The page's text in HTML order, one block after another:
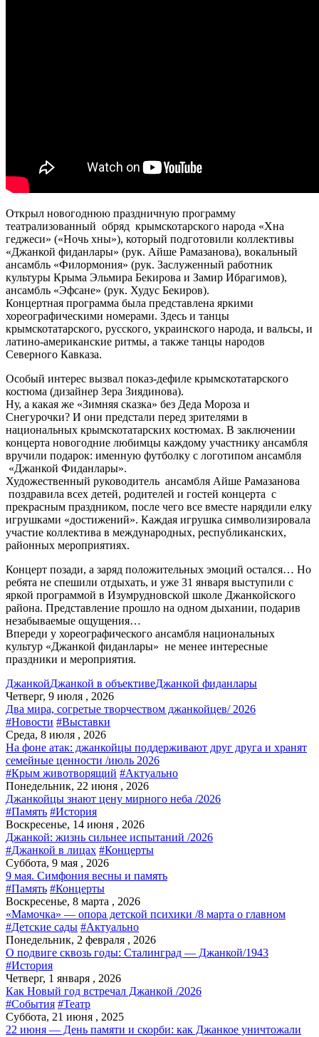
Открыл новогоднюю праздничную программу
театрализованный обряд крымскотарского народа «Хна
геджеси» («Ночь хны»), который подготовили коллективы
«Джанкой фиданлары» (рук. Айше Рамазанова), вокальный
ансамбль «Филормония» (рук. Заслуженный работник
культуры Крыма Эльмира Бекирова и Замир Ибрагимов),
ансамбль «Эфсане» (рук. Худус Бекиров).
Концертная программа была представлена яркими
хореографическими номерами. Здесь и танцы
крымскотатарского, русского, украинского народа, и вальсы, и
латино-американские ритмы, а также танцы народов
Северного Кавказа.
Особый интерес вызвал показ-дефиле крымскотатарского
костюма (дизайнер Зера Зиядинова).
Ну, а какая же «Зимняя сказка» без Деда Мороза и
Снегурочки? И они предстали перед зрителями в
национальных крымскотатарских костюмах. В заключении
концерта новогодние любимцы каждому участнику ансамбля
вручили подарок: именную футболку с логотипом ансамбля
«Джанкой Фиданлары».
Художественный руководитель ансамбля Айше Рамазанова
поздравила всех детей, родителей и гостей концерта с
прекрасным праздником, после чего все вместе нарядили елку
игрушками «достижений». Каждая игрушка символизировала
участие коллектива в международных, республиканских,
районных мероприятиях.
Концерт позади, а заряд положительных эмоций остался… Но
ребята не спешили отдыхать, и уже 31 января выступили с
яркой программой в Изумрудновской школе Джанкойского
района. Представление прошло на одном дыхании, подарив
незабываемые ощущения…
Впереди у хореографического ансамбля национальных
культур «Джанкой фиданлары» не менее интересные
праздники и мероприятия.
ДжанкойДжанкой в объективеДжанкой фиданлары
Четверг, 9 июля , 2026
Два мира, согретые творчеством джанкойцев/ 2026
#Новости #Выставки
Среда, 8 июля , 2026
На фоне атак: джанкойцы поддерживают друг друга и хранят
семейные ценности /июль 2026
#Крым животворящий #Актуально
Понедельник, 22 июня , 2026
Джанкойцы знают цену мирного неба /2026
#Память #История
Воскресенье, 14 июня , 2026
Джанкой: жизнь сильнее испытаний /2026
#Джанкой в лицах #Концерты
Суббота, 9 мая , 2026
9 мая. Симфония весны и память
#Память #Концерты
Воскресенье, 8 марта , 2026
«Мамочка» — опора детской психики /8 марта о главном
#Детские сады #Актуально
Понедельник, 2 февраля , 2026
О подвиге сквозь годы: Сталинград — Джанкой/1943
#История
Четверг, 1 января , 2026
Как Новый год встречал Джанкой /2026
#События #Театр
Суббота, 21 июня , 2025
22 июня — День памяти и скорби: как Джанкое уничтожали